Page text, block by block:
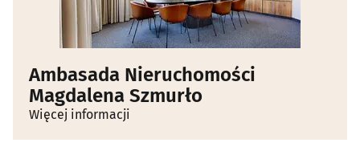
Ambasada Nieruchomości
Magdalena Szmurło
Więcej informacji